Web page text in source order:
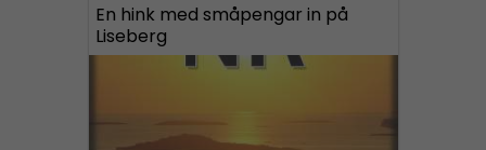
En hink med småpengar in på
Liseberg